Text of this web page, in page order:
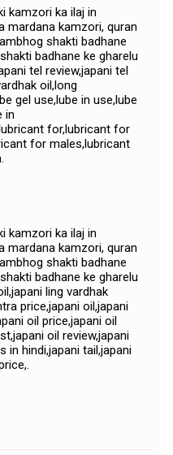
kamzori ka ilaj in
mardana kamzori, quran
shakti badhane
badhane ke gharelu
tel review,japani tel
oil,long
gel use,lube in use,lube
in
for,lubricant for
for males,lubricant
kamzori ka ilaj in
mardana kamzori, quran
shakti badhane
badhane ke gharelu
ling vardhak
price,japani oil,japani
oil price,japani oil
oil review,japani
in hindi,japani tail,japani